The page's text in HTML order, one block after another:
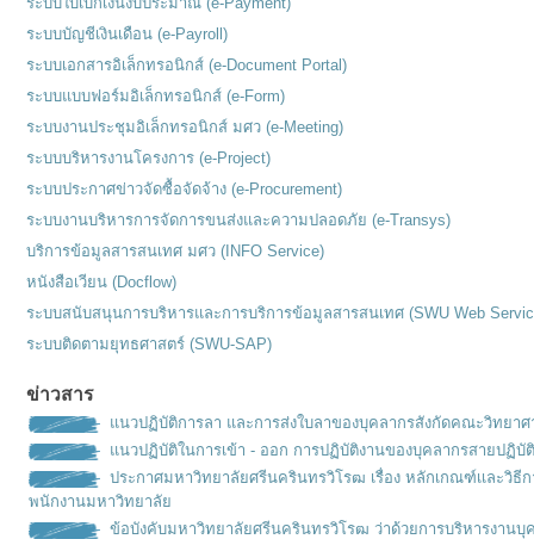
ระบบบัญชีเงินเดือน (e-Payroll)
ระบบเอกสารอิเล็กทรอนิกส์ (e-Document Portal)
ระบบแบบฟอร์มอิเล็กทรอนิกส์ (e-Form)
ระบบงานประชุมอิเล็กทรอนิกส์ มศว (e-Meeting)
ระบบบริหารงานโครงการ (e-Project)
ระบบประกาศข่าวจัดซื้อจัดจ้าง (e-Procurement)
ระบบงานบริหารการจัดการขนส่งและความปลอดภัย (e-Transys)
บริการข้อมูลสารสนเทศ มศว (INFO Service)
หนังสือเวียน (Docflow)
ระบบสนับสนุนการบริหารและการบริการข้อมูลสารสนเทศ (SWU Web
ระบบติดตามยุทธศาสตร์ (SWU-SAP)
ข่าวสาร
แนวปฏิบัติการลา และการส่งใบลาของบุคลากรสังกัดคณะวิทยาศ
แนวปฏิบัติในการเข้า - ออก การปฏิบัติงานของบุคลากรสายปฏิบั
ประกาศมหาวิทยาลัยศรีนครินทรวิโรฒ เรื่อง หลักเกณฑ์เเละวิธี
พนักงานมหาวิทยาลัย
ข้อบังคับมหาวิทยาลัยศรีนครินทรวิโรฒ ว่าด้วยการบริหารงาน